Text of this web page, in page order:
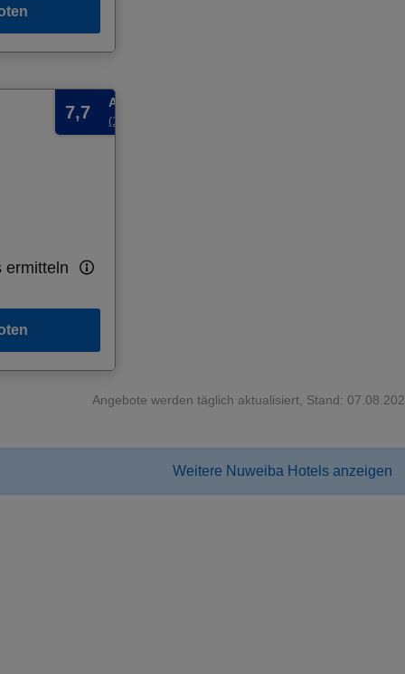
7,7 Außergewöhnlich
(165 Bewertungen)
ermitteln
Angebote werden täglich aktualisiert, Stand:
Weitere Nuweiba Hotels anzeigen